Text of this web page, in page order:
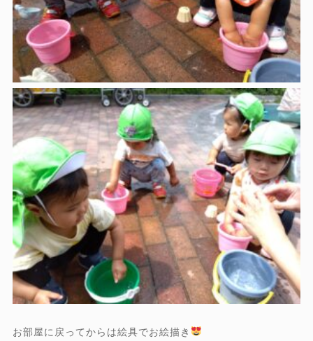
お部屋に戻ってからは絵具でお絵描き